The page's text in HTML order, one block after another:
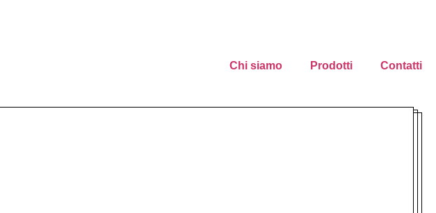
Chi siamo Prodotti Contatti